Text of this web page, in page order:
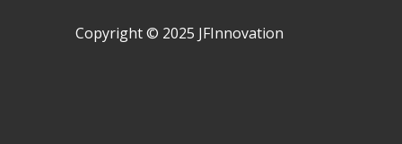
Copyright © 2025 JFInnovation